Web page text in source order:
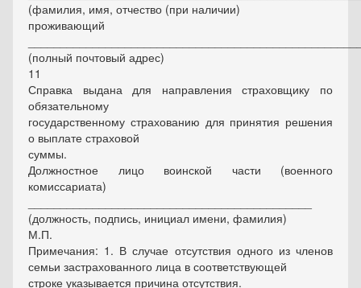
(фамилия, имя, отчество (при наличии)
проживающий
(полный почтовый адрес)
11
Справка выдана для направления страховщику по
обязательному
государственному страхованию для принятия решения
о выплате страховой
суммы.
Должностное лицо воинской части (военного
комиссариата)
(должность, подпись, инициал имени, фамилия)
М.П.
Примечания: 1. В случае отсутствия одного из членов
семьи застрахованного лица в соответствующей
строке указывается причина отсутствия.